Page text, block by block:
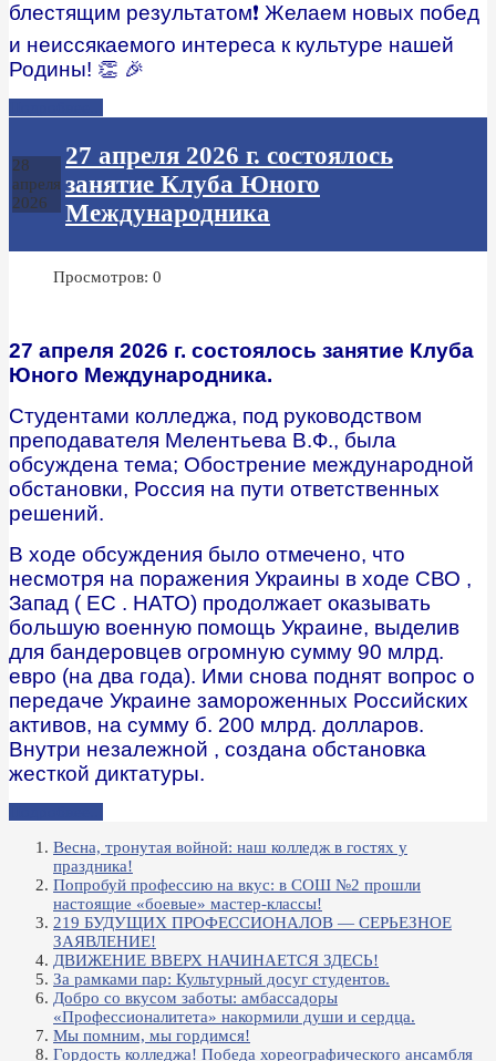
блестящим результатом❗️ Желаем новых побед
и неиссякаемого интереса к культуре нашей
Родины! 👏 🎉
28
апреля
2026
27 апреля 2026 г. состоялось
занятие Клуба Юного
Международника
Просмотров: 0
27 апреля 2026 г. состоялось занятие Клуба
Юного Международника.
Студентами колледжа, под руководством
преподавателя Мелентьева В.Ф., была
обсуждена тема; Обострение международной
обстановки, Россия на пути ответственных
решений.
В ходе обсуждения было отмечено, что
несмотря на поражения Украины в ходе СВО ,
Запад ( ЕС . НАТО) продолжает оказывать
большую военную помощь Украине, выделив
для бандеровцев огромную сумму 90 млрд.
евро (на два года). Ими снова поднят вопрос о
передаче Украине замороженных Российских
активов, на сумму б. 200 млрд. долларов.
Внутри незалежной , создана обстановка
жесткой диктатуры.
Весна, тронутая войной: наш колледж в гостях у
праздника!
Попробуй профессию на вкус: в СОШ №2 прошли
настоящие «боевые» мастер-классы!
219 БУДУЩИХ ПРОФЕССИОНАЛОВ — СЕРЬЕЗНОЕ
ЗАЯВЛЕНИЕ!
ДВИЖЕНИЕ ВВЕРХ НАЧИНАЕТСЯ ЗДЕСЬ!
За рамками пар: Культурный досуг студентов.
Добро со вкусом заботы: амбассадоры
«Профессионалитета» накормили души и сердца.
Мы помним, мы гордимся!
Гордость колледжа! Победа хореографического ансамбля